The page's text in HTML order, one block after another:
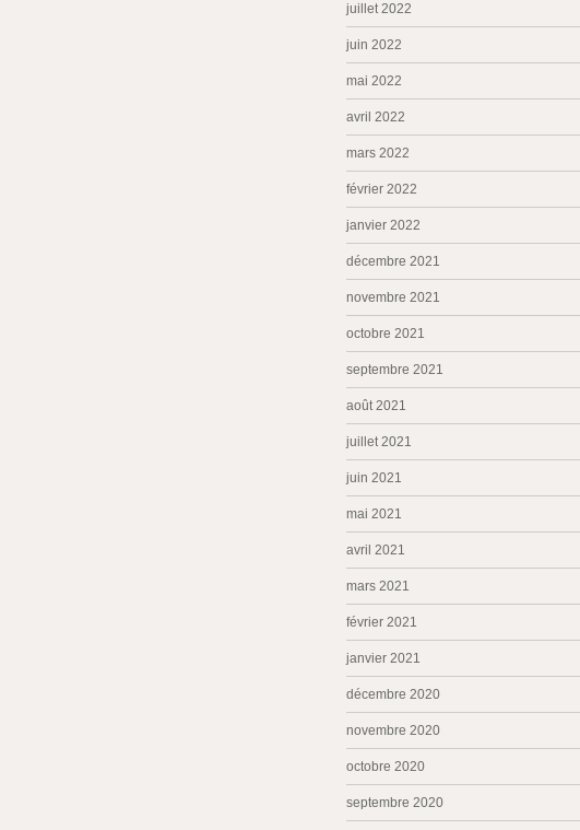
juillet 2022
juin 2022
mai 2022
avril 2022
mars 2022
février 2022
janvier 2022
décembre 2021
novembre 2021
octobre 2021
septembre 2021
août 2021
juillet 2021
juin 2021
mai 2021
avril 2021
mars 2021
février 2021
janvier 2021
décembre 2020
novembre 2020
octobre 2020
septembre 2020